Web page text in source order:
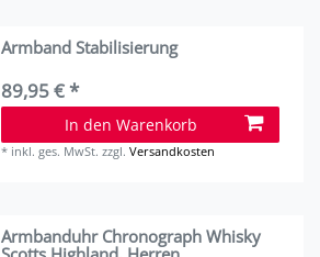
Armband Stabilisierung
89,95 € *
In den Warenkorb
* inkl. ges. MwSt. zzgl.Versandkosten
Armbanduhr Chronograph Whisky